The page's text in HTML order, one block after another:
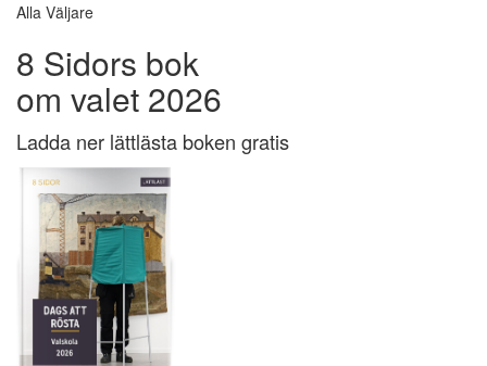
Alla Väljare
8 Sidors bok
om valet 2026
Ladda ner lättlästa boken gratis